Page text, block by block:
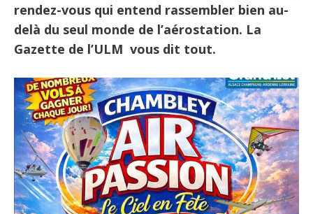
rendez-vous qui entend rassembler bien au-
delà du seul monde de l’aérostation. La
Gazette de l’ULM vous dit tout.